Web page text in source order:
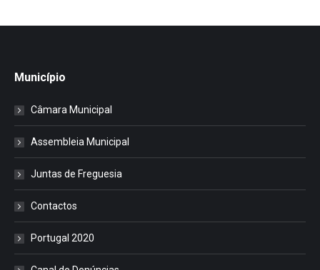
Município
Câmara Municipal
Assembleia Municipal
Juntas de Freguesia
Contactos
Portugal 2020